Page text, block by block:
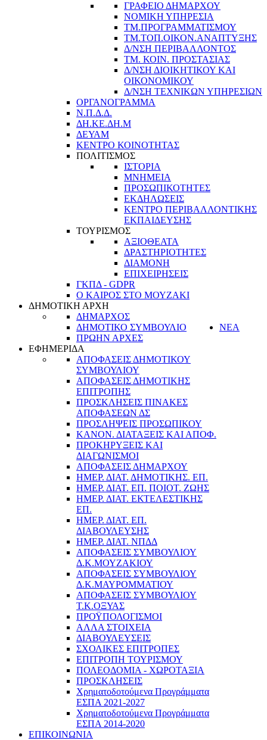
ΓΡΑΦΕΙΟ ΔΗΜΑΡΧΟΥ
ΝΟΜΙΚΗ ΥΠΗΡΕΣΙΑ
ΤΜ.ΠΡΟΓΡΑΜΜΑΤΙΣΜΟΥ
ΤΜ.ΤΟΠ.ΟΙΚΟΝ.ΑΝΑΠΤΥΞΗΣ
Δ/ΝΣΗ ΠΕΡΙΒΑΛΛΟΝΤΟΣ
ΤΜ. ΚΟΙΝ. ΠΡΟΣΤΑΣΙΑΣ
Δ/ΝΣΗ ΔΙΟΙΚΗΤΙΚΟΥ ΚΑΙ
ΟΙΚΟΝΟΜΙΚΟΥ
Δ/ΝΣΗ ΤΕΧΝΙΚΩΝ ΥΠΗΡΕΣΙΩΝ
ΟΡΓΑΝΟΓΡΑΜΜΑ
Ν.Π.Δ.Δ.
ΔΗ.ΚΕ.ΔΗ.Μ
ΔΕΥΑΜ
ΚΕΝΤΡΟ ΚΟΙΝΟΤΗΤΑΣ
ΠΟΛΙΤΙΣΜΟΣ
ΙΣΤΟΡΙΑ
ΜΝΗΜΕΙΑ
ΠΡΟΣΩΠΙΚΟΤΗΤΕΣ
ΕΚΔΗΛΩΣΕΙΣ
ΚΕΝΤΡΟ ΠΕΡΙΒΑΛΛΟΝΤΙΚΗΣ
ΕΚΠΑΙΔΕΥΣΗΣ
ΤΟΥΡΙΣΜΟΣ
ΑΞΙΟΘΕΑΤΑ
ΔΡΑΣΤΗΡΙΟΤΗΤΕΣ
ΔΙΑΜΟΝΗ
ΕΠΙΧΕΙΡΗΣΕΙΣ
ΓΚΠΔ - GDPR
Ο ΚΑΙΡΟΣ ΣΤΟ ΜΟΥΖΑΚΙ
ΔΗΜΟΤΙΚΗ ΑΡΧΗ
ΔΗΜΑΡΧΟΣ
ΔΗΜΟΤΙΚΟ ΣΥΜΒΟΥΛΙΟ
ΠΡΩΗΝ ΑΡΧΕΣ
ΝΕΑ
ΕΦΗΜΕΡΙΔΑ
ΑΠΟΦΑΣΕΙΣ ΔΗΜΟΤΙΚΟΥ
ΣΥΜΒΟΥΛΙΟΥ
ΑΠΟΦΑΣΕΙΣ ΔΗΜΟΤΙΚΗΣ
ΕΠΙΤΡΟΠΗΣ
ΠΡΟΣΚΛΗΣΕΙΣ ΠΙΝΑΚΕΣ
ΑΠΟΦΑΣΕΩΝ ΔΣ
ΠΡΟΣΛΗΨΕΙΣ ΠΡΟΣΩΠΙΚΟΥ
ΚΑΝΟΝ. ΔΙΑΤΑΞΕΙΣ ΚΑΙ ΑΠΟΦ.
ΠΡΟΚΗΡΥΞΕΙΣ ΚΑΙ
ΔΙΑΓΩΝΙΣΜΟΙ
ΑΠΟΦΑΣΕΙΣ ΔΗΜΑΡΧΟΥ
ΗΜΕΡ. ΔΙΑΤ. ΔΗΜΟΤΙΚΗΣ. ΕΠ.
ΗΜΕΡ. ΔΙΑΤ. ΕΠ. ΠΟΙOΤ. ΖΩΗΣ
ΗΜΕΡ. ΔΙΑΤ. ΕΚΤΕΛΕΣΤΙΚΗΣ
ΕΠ.
ΗΜΕΡ. ΔΙΑΤ. ΕΠ.
ΔΙΑΒΟΥΛΕΥΣΗΣ
ΗΜΕΡ. ΔΙΑΤ. ΝΠΔΔ
ΑΠΟΦΑΣΕΙΣ ΣΥΜΒΟΥΛΙΟΥ
Δ.Κ.ΜΟΥΖΑΚΙΟΥ
ΑΠΟΦΑΣΕΙΣ ΣΥΜΒΟΥΛΙΟΥ
Δ.Κ.ΜΑΥΡΟΜΜΑΤΙΟΥ
ΑΠΟΦΑΣΕΙΣ ΣΥΜΒΟΥΛΙΟΥ
Τ.Κ.ΟΞΥΑΣ
ΠΡΟΫΠΟΛΟΓΙΣΜΟΙ
ΑΛΛΑ ΣΤΟΙΧΕΙΑ
ΔΙΑΒΟΥΛΕΥΣΕΙΣ
ΣΧΟΛΙΚΕΣ ΕΠΙΤΡΟΠΕΣ
ΕΠΙΤΡΟΠΗ ΤΟΥΡΙΣΜΟΥ
ΠΟΛΕΟΔΟΜΙΑ - ΧΩΡΟΤΑΞΙΑ
ΠΡΟΣΚΛΗΣΕΙΣ
Χρηματοδοτούμενα Προγράμματα
ΕΣΠΑ 2021-2027
Χρηματοδοτούμενα Προγράμματα
ΕΣΠΑ 2014-2020
ΕΠΙΚΟΙΝΩΝΙΑ